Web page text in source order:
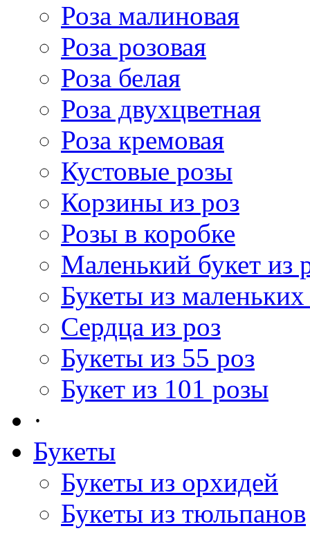
Роза малиновая
Роза розовая
Роза белая
Роза двухцветная
Роза кремовая
Кустовые розы
Корзины из роз
Розы в коробке
Маленький букет из
Букеты из маленьких
Сердца из роз
Букеты из 55 роз
Букет из 101 розы
·
Букеты
Букеты из орхидей
Букеты из тюльпанов